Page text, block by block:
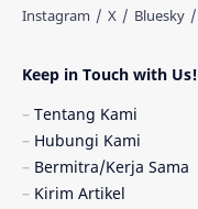
Quasar
Keep in Touch with Us!
Tentang Kami
Hubungi Kami
Bermitra/Kerja Sama
Kirim Artikel